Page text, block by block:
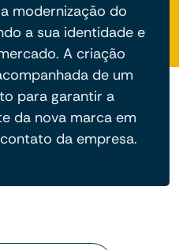
modernização do
a sua identidade e
A criação
de um
para garantir a
da nova marca em
da empresa.